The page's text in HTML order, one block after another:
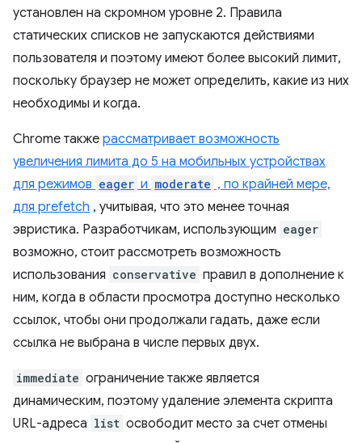
установлен на скромном уровне 2. Правила
статических списков не запускаются действиями
пользователя и поэтому имеют более высокий лимит,
поскольку браузер не может определить, какие из них
необходимы и когда.
Chrome также рассматривает возможность
увеличения лимита до 5 на мобильных устройствах
для режимов eager и moderate , по крайней мере,
для prefetch , учитывая, что это менее точная
эвристика. Разработчикам, использующим eager
возможно, стоит рассмотреть возможность
использования conservative правил в дополнение к
ним, когда в области просмотра доступно несколько
ссылок, чтобы они продолжали гадать, даже если
ссылка не выбрана в числе первых двух.
immediate ограничение также является
динамическим, поэтому удаление элемента скрипта
URL-адреса list освободит место за счет отмены